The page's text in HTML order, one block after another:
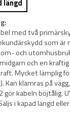
längd
med två
som är
och
och en
Mycket lämplig
Kan klamras på
gör kabeln böjtålig.
i kapad längd